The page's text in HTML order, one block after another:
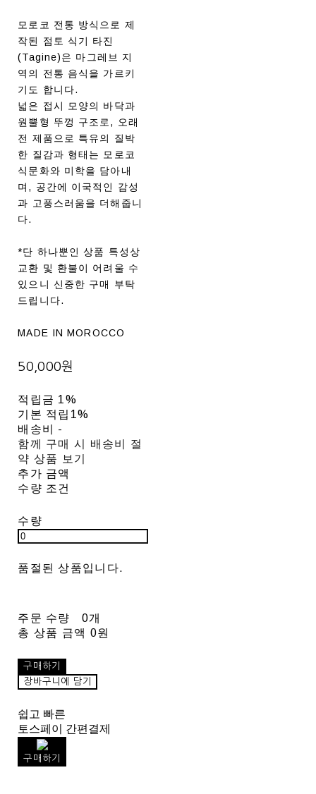
모로코 전통 방식으로 제
작된 점토 식기 타진
(Tagine)은 마그레브 지
역의 전통 음식을 가르키
기도 합니다.
넓은 접시 모양의 바닥과
원뿔형 뚜껑 구조로, 오래
전 제품으로 특유의 질박
한 질감과 형태는 모로코
식문화와 미학을 담아내
며, 공간에 이국적인 감성
과 고풍스러움을 더해줍니
다.
*단 하나뿐인 상품 특성상
교환 및 환불이 어려울 수
있으니 신중한 구매 부탁
드립니다.
MADE IN MOROCCO
50,000원
적립금 1%
기본 적립 1%
배송비 -
함께 구매 시 배송비 절
약 상품 보기
추가 금액
수량 조건
수량
품절된 상품입니다.
주문 수량
0개
총 상품 금액 0원
구매하기
장바구니에 담기
쉽고 빠른
토스페이 간편결제
구매하기